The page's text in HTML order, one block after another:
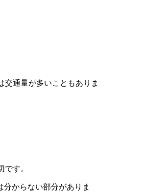
交通量が多いこともありま
です。
分からない部分がありま